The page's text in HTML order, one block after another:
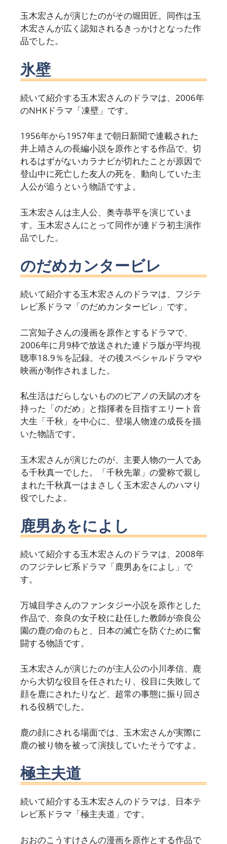
玉木宏さんが演じたのがその堀田匠。同作は玉
木宏さんが広く認知されるきっかけとなった作
品でした。
氷壁
続いて紹介する玉木宏さんのドラマは、2006年
のNHKドラマ「凍壁」です。
1956年から1957年まで朝日新聞で連載された
井上靖さんの長編小説を原作とする作品で、切
れるはずがないカラナビが切れたことが原因で
登山中に死亡した友人の死を、動向していた主
人公が追うという物語ですよ。
玉木宏さんは主人公、奥寺恭平を演じていま
す。玉木宏さんにとって同作が連ドラ初主演作
品でした。
のだめカンタービレ
続いて紹介する玉木宏さんのドラマは、フジテ
レビ系ドラマ「のだめカンタービレ」です。
二宮知子さんの漫画を原作とするドラマで、
2006年に月9枠で放送された連ドラ版が平均視
聴率18.9％を記録。その後スペシャルドラマや
映画が制作されました。
私生活はだらしないもののピアノの天賦の才を
持った「のだめ」と指揮者を目指すエリート音
大生「千秋」を中心に、登場人物達の成長を描
いた物語です。
玉木宏さんが演じたのが、主要人物の一人であ
る千秋真一でした。「千秋先輩」の愛称で親し
まれた千秋真一はまさしく玉木宏さんのハマり
役でしたよ。
鹿男あをによし
続いて紹介する玉木宏さんのドラマは、2008年
のフジテレビ系ドラマ「鹿男あをによし」で
す。
万城目学さんのファンタジー小説を原作とした
作品で、奈良の女子校に赴任した教師が奈良公
園の鹿の命のもと、日本の滅亡を防ぐために奮
闘する物語です。
玉木宏さんが演じたのが主人公の小川孝信、鹿
から大切な役目を任されたり、役目に失敗して
顔を鹿にされたりなど、超常の事態に振り回さ
れる役柄でした。
鹿の顔にされる場面では、玉木宏さんが実際に
鹿の被り物を被って演技していたそうですよ。
極主夫道
続いて紹介する玉木宏さんのドラマは、日本テ
レビ系ドラマ「極主夫道」です。
おおのこうすけさんの漫画を原作とする作品で